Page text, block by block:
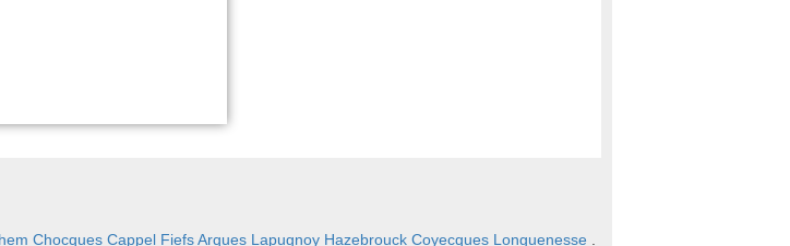
Chocques Cappel FiefsArques Lapugnoy Hazebrouck Coyecques Longuenesse